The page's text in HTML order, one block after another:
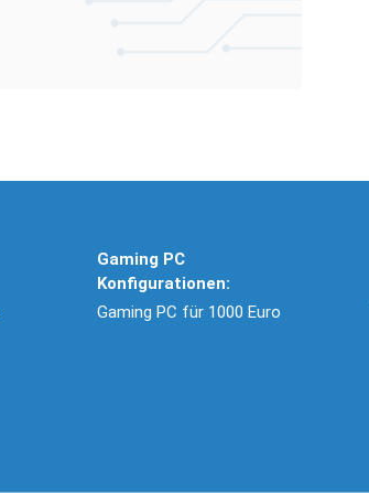
Gaming PC
Konfigurationen:
Gaming PC für 1000 Euro